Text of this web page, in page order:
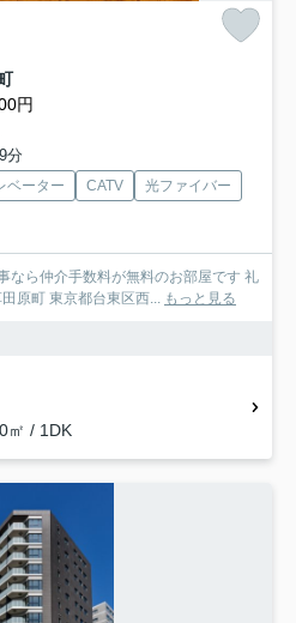
円
分
ベーター CATV
光ファイバー
なら仲介手数料が無料のお部屋です 礼
原町 東京都台東区西... もっと見る
㎡ / 1DK